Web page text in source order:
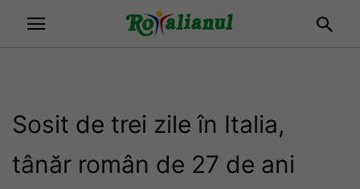
Sosit de trei zile în Italia,
tânăr român de 27 de ani